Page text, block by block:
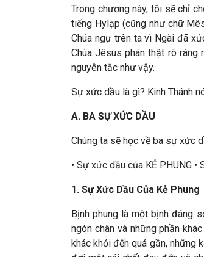
Trong chương này, tôi sẽ chỉ
tiếng Hylạp (cũng như chữ
Chúa ngự trên ta vì Ngài đã
Chúa Jêsus phán thật rõ ràng
nguyên tắc như vậy.
Sự xức dầu là gì? Kinh Thánh
A. BA SỰ XỨC DẦU
Chúng ta sẽ học về ba sự xức
• Sự xức dầu của KẺ PHUNG
1. Sự Xức Dầu Của Kẻ Phung
Bịnh phung là một bịnh đáng
ngón chân và những phần
khác khỏi đến quá gần, những